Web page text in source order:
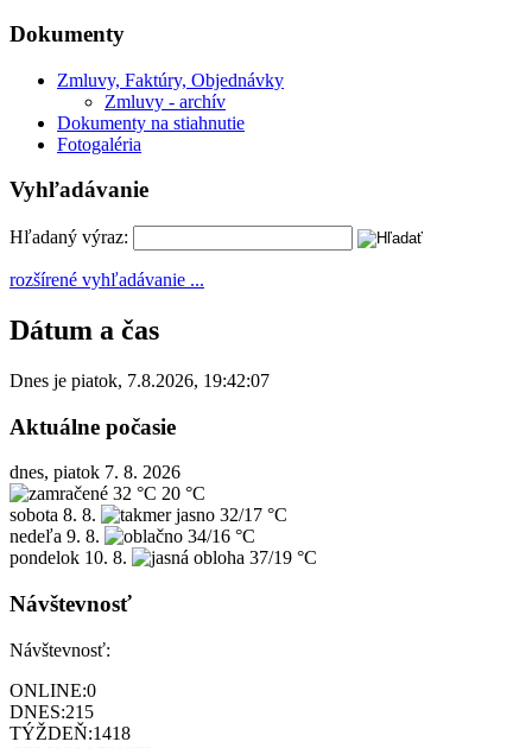
Dokumenty
Zmluvy, Faktúry, Objednávky
Zmluvy - archív
Dokumenty na stiahnutie
Fotogaléria
Vyhľadávanie
Hľadaný výraz:
rozšírené vyhľadávanie ...
Dátum a čas
Dnes je piatok, 7.8.2026, 19:42:07
Aktuálne počasie
dnes, piatok 7. 8. 2026
32 °C 20 °C
sobota 8. 8.
32/17 °C
nedeľa 9. 8.
34/16 °C
pondelok 10. 8. 37/19 °C
Návštevnosť
Návštevnosť:
ONLINE:0
DNES:215
TÝŽDEŇ:1418